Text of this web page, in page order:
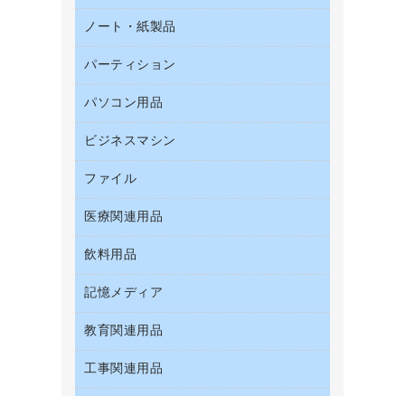
作業用雑貨
作業用手袋
倉庫収納用品
防災用品
養生用品
応接イス・ベンチ
デスク
ミーティングテーブル
建築・作業用品
ノート・紙製品
ノート
バインダーノート
ルーズリーフ
各種用紙
額縁
帳簿
典礼用品
伝票
パーティション
パーティション
ホワイトボード・黒板
パソコン用品
ＨＤＤ／ＳＳＤ
ＬＡＮケーブル
ＯＡクリーナー／エアダスター
ＯＡフィルター
ＵＳＢハブ／ＵＳＢアクセサリー
スマートフォン／モバイル周辺機器
セキュリティ用品
ディスプレイモニター
ビジネスマシン
ＵＳＢメモリ
インクジェットプリンタ／複合機
スキャナー
デジタルカメラ
ファクシミリ
メモリーカード
レーザープリンタ／複合機
ファイル
２穴リフィル・２穴インデックス
３０穴リフィル・３０穴インデックス
Ｚ式ファイル
カードケース
クリップボード
クリヤーブック（差替式）
医療関連用品
医療関連用品
介護用品
感染症対策用品
管理医療機器
使い捨て手袋
飲料用品
インスタントコーヒー
お茶備品
コーヒーメーカー・備品
ソフトドリンク
記憶メディア
ＣＤ－Ｒ
ＣＤ－ＲＷ
ＤＶＤ
教育関連用品
教育関連用品
工事関連用品